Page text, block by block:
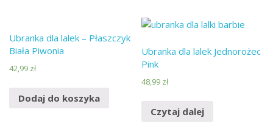
Ubranka dla lalek – Płaszczyk
Biała Piwonia
42,99 zł
Dodaj do koszyka
Ubranka dla lalek Jednorożec
Pink
48,99 zł
Czytaj dalej